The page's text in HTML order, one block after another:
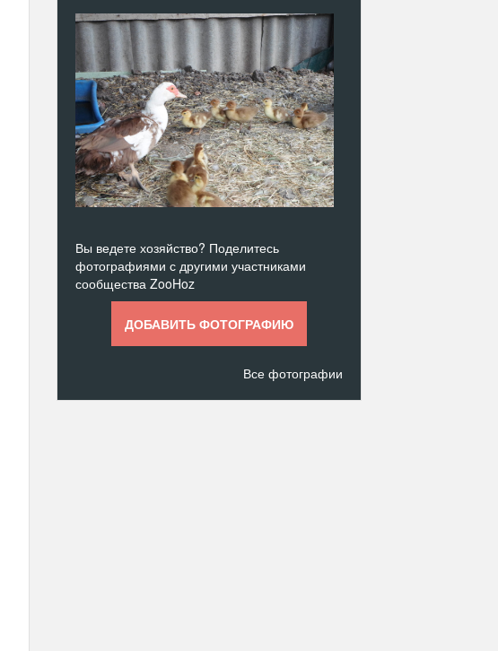
Вы ведете хозяйство? Поделитесь
фотографиями с другими участниками
сообщества ZooHoz
ДОБАВИТЬ ФОТОГРАФИЮ
Все фотографии